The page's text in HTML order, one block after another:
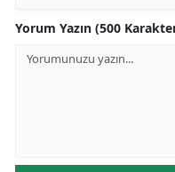
Yorum Yazın (500